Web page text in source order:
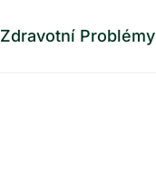
Zdravotní Problémy